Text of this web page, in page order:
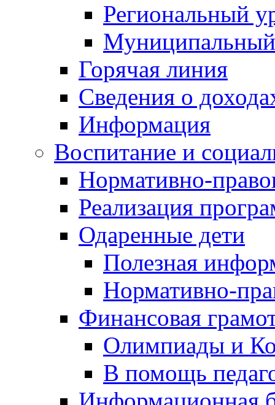
Региональный
Горячая линия
Сведения о
Информация
Воспитание и
Нормативно-
Реализация
Одаренные дети
Полезная
Нормативно-
Финансовая
Олимпиады и
В помощь